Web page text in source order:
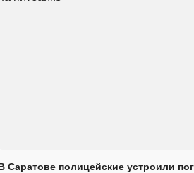
Саратове полицейские устроили